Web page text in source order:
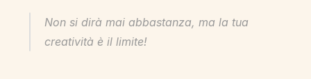
Non si dirà mai abbastanza, ma la tua
creatività è il limite!